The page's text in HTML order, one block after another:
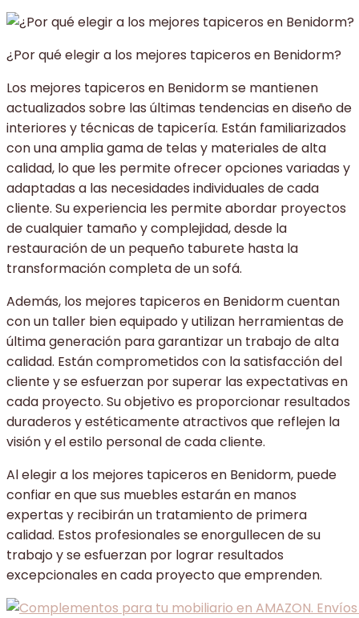
¿Por qué elegir a los mejores tapiceros en Benidorm?
Los mejores tapiceros en Benidorm se mantienen
actualizados sobre las últimas tendencias en diseño de
interiores y técnicas de tapicería. Están familiarizados
con una amplia gama de telas y materiales de alta
calidad, lo que les permite ofrecer opciones variadas y
adaptadas a las necesidades individuales de cada
cliente. Su experiencia les permite abordar proyectos
de cualquier tamaño y complejidad, desde la
restauración de un pequeño taburete hasta la
transformación completa de un sofá.
Además, los mejores tapiceros en Benidorm cuentan
con un taller bien equipado y utilizan herramientas de
última generación para garantizar un trabajo de alta
calidad. Están comprometidos con la satisfacción del
cliente y se esfuerzan por superar las expectativas en
cada proyecto. Su objetivo es proporcionar resultados
duraderos y estéticamente atractivos que reflejen la
visión y el estilo personal de cada cliente.
Al elegir a los mejores tapiceros en Benidorm, puede
confiar en que sus muebles estarán en manos
expertas y recibirán un tratamiento de primera
calidad. Estos profesionales se enorgullecen de su
trabajo y se esfuerzan por lograr resultados
excepcionales en cada proyecto que emprenden.